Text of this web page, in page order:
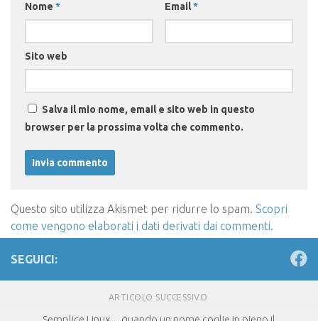
Nome * Email*
Sito web
Salva il mio nome, email e sito web in questo
browser per la prossima volta che commento.
Questo sito utilizza Akismet per ridurre lo spam. Scopri
come vengono elaborati i dati derivati dai commenti.
SEGUICI:
ARTICOLO SUCCESSIVO